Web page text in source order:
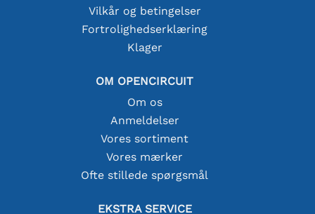
Vilkår og betingelser
Fortrolighedserklæring
Klager
OM OPENCIRCUIT
Om os
Anmeldelser
Vores sortiment
Vores mærker
Ofte stillede spørgsmål
EKSTRA SERVICE